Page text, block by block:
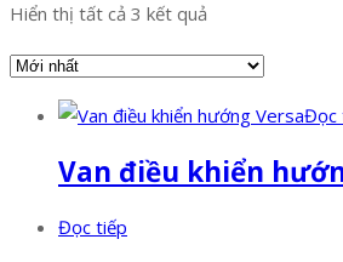
Hiển thị tất cả 3 kết quả
Đọc
Van điều khiển
Đọc tiếp